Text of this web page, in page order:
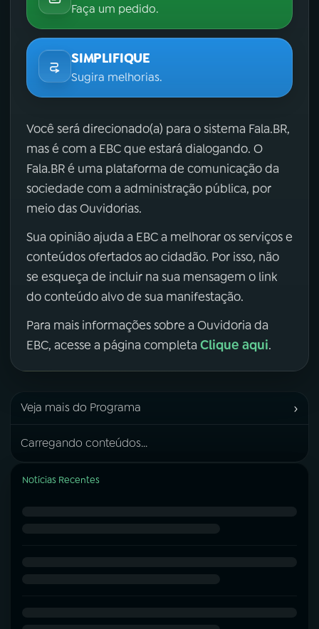
Faça um pedido.
SIMPLIFIQUE
Sugira melhorias.
Você será direcionado(a) para o sistema Fala.BR,
mas é com a EBC que estará dialogando. O
Fala.BR é uma plataforma de comunicação da
sociedade com a administração pública, por
meio das Ouvidorias.
Sua opinião ajuda a EBC a melhorar os serviços e
conteúdos ofertados ao cidadão. Por isso, não
se esqueça de incluir na sua mensagem o link
do conteúdo alvo de sua manifestação.
Para mais informações sobre a Ouvidoria da
EBC, acesse a página completa Clique aqui.
Veja mais do Programa ›
Carregando conteúdos...
Notícias Recentes